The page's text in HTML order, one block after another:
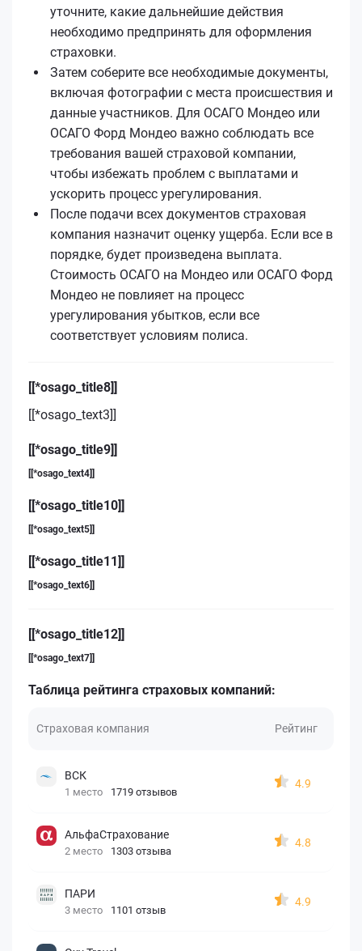
уточните, какие дальнейшие действия
необходимо предпринять для оформления
страховки.
Затем соберите все необходимые документы,
включая фотографии с места происшествия и
данные участников. Для ОСАГО Мондео или
ОСАГО Форд Мондео важно соблюдать все
требования вашей страховой компании,
чтобы избежать проблем с выплатами и
ускорить процесс урегулирования.
После подачи всех документов страховая
компания назначит оценку ущерба. Если все в
порядке, будет произведена выплата.
Стоимость ОСАГО на Мондео или ОСАГО Форд
Мондео не повлияет на процесс
урегулирования убытков, если все
соответствует условиям полиса.
[[*osago_title8]]
[[*osago_text3]]
[[*osago_title9]]
[[*osago_text4]]
[[*osago_title10]]
[[*osago_text5]]
[[*osago_title11]]
[[*osago_text6]]
[[*osago_title12]]
[[*osago_text7]]
Таблица рейтинга страховых компаний:
Страховая компания Рейтинг
ВСК
1 место 1719 отзывов
4.9
АльфаСтрахование
2 место 1303 отзыва
4.8
ПАРИ
3 место 1101 отзыв
4.9